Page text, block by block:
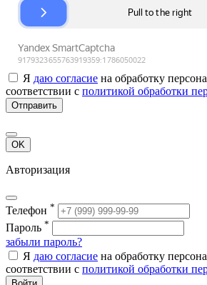
Я даю согласие на обработку
соответствии с политикой обработки
Отправить
OK
Авторизация
Телефон *
Пароль *
забыли пароль?
Я даю согласие на обработку
соответствии с политикой обработки